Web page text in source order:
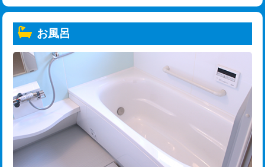
トーラー機使用/3mまで
追加トーラー機使用/3m超え
カメラ調査 33,000円
桝清掃 8,800円
止水・漏水調査・防水処理・清掃・修
理・調整・分解・加工など（軽作業）
お風呂